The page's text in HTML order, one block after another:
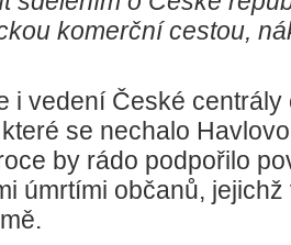
komerční cestou,
i vedení České
se nechalo
by rádo podpořilo
úmrtími občanů,